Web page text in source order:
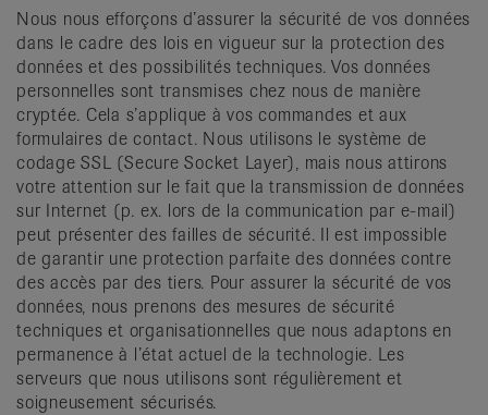
Nous nous efforçons d’assurer la sécurité de vos données
dans le cadre des lois en vigueur sur la protection des
données et des possibilités techniques. Vos données
personnelles sont transmises chez nous de manière
cryptée. Cela s’applique à vos commandes et aux
formulaires de contact. Nous utilisons le système de
codage SSL (Secure Socket Layer), mais nous attirons
votre attention sur le fait que la transmission de données
sur Internet (p. ex. lors de la communication par e-mail)
peut présenter des failles de sécurité. Il est impossible
de garantir une protection parfaite des données contre
des accès par des tiers. Pour assurer la sécurité de vos
données, nous prenons des mesures de sécurité
techniques et organisationnelles que nous adaptons en
permanence à l’état actuel de la technologie. Les
serveurs que nous utilisons sont régulièrement et
soigneusement sécurisés.